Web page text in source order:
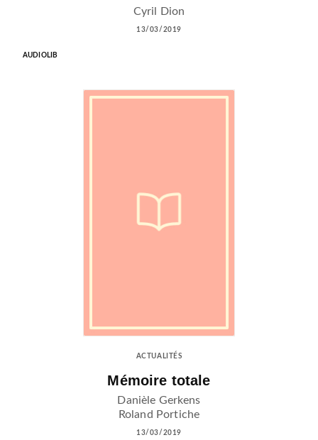
Cyril Dion
13/03/2019
AUDIOLIB
ACTUALITÉS
Mémoire totale
Danièle Gerkens
Roland Portiche
13/03/2019